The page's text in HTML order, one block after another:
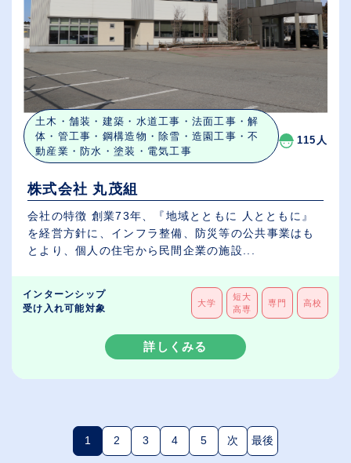
土木・舗装・建築・水道工事・法面工事・解
体・管工事・鋼構造物・除雪・造園工事・不
動産業・防水・塗装・電気工事
115人
株式会社 丸茂組
会社の特徴 創業73年、『地域とともに 人とともに』
を経営方針に、インフラ整備、防災等の公共事業はも
とより、個人の住宅から民間企業の施設...
インターンシップ
受け入れ可能対象
大学
短大
高専
専門 高校
詳しくみる
1
(現在のページ)
2 3 4 5 次 最後